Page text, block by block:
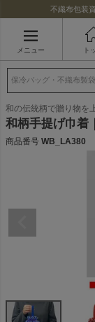
不織布包装
メニュー ト
和の伝統柄で贈り物を
和柄手提げ巾着
商品番号 WB_LA380